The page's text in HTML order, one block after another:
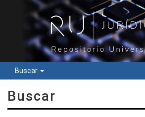
Buscar
Buscar